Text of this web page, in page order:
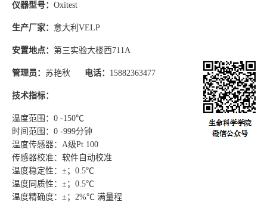
仪器型号： Oxitest
生产厂家： 意大利 VELP
安置地点： 第三实验大楼西711A
管理员： 苏艳秋 电话： 15882363477
技术指标：
温度范围： 0 -150℃
时间范围： 0 -999分钟
温度传感器： A级Pt 100
传感器校准：软件自动校准
温度稳定性： ± ； 0.5℃
温度同质性： ± ； 0.5℃
温度精确度： ± ； 2%℃ 满量程